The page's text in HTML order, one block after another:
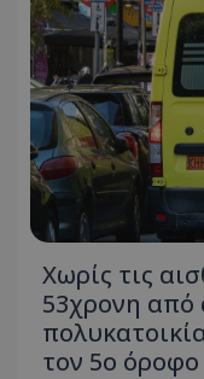
Χωρίς τις
53χρονη από
τον 5ο